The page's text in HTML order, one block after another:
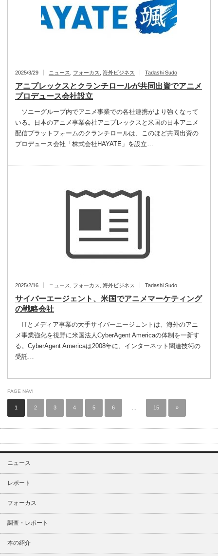
2025/3/29 ニュース フォーカス 海外ビジネス Tadashi Sudo
アニプレックスとクランチロールが共同出資でアニメ
プロデュース会社設立
ソニーグループ内でアニメ事業での各社連携がより強くなって
いる。日本のアニメ事業会社アニプレックスと米国の日本アニメ
配信プラットフォームのクランチロールは、このほど共同出資の
プロデュース会社「株式会社HAYATE」を設立…
2025/2/16 ニュース フォーカス 海外ビジネス Tadashi Sudo
サイバーエージェント、米国でアニメマーケティング
の戦略会社
ITとメディア事業の大手サイバーエージェントは、海外のアニ
メ事業強化を視野に米国法人CyberAgent Americaの体制を一新す
る。CyberAgent Americaは2008年に、インターネット関連技術の
受託…
PAGE NAVI
1 2 3 4 5 6 15 »
ニュース
レポート
フォーカス
調査・レポート
本の紹介